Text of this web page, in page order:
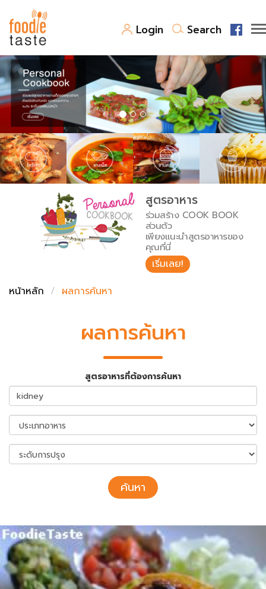
Login Search
สูตรอาหาร
สูตรอาหารล่าสุด
Top Foodie
พาไปชิม
สารพันก้นครัว
เคล็ดลับน่ารู้
เปรียบเทียบหน่วยการตวง
เปรียบเทียบอุณหภูมิ
เปรียบเทียบน้ำหนักวัตถุดิบ
FoodPedia
สร้าง Cookbook
สูตรอาหาร
ร่วมสร้าง COOK BOOK
ส่วนตัว
เพียงแนะนำสูตรอาหารของ
คุณที่นี่
เริ่มเลย!
หน้าหลัก
ผลการค้นหา
ผลการค้นหา
สูตรอาหารที่ต้องการค้นหา
ค้นหา